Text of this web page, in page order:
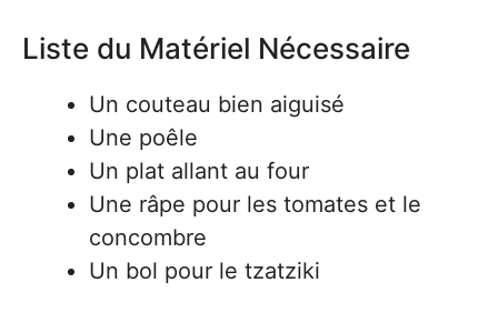
Liste du Matériel Nécessaire
Un couteau bien aiguisé
Une poêle
Un plat allant au four
Une râpe pour les tomates et le
concombre
Un bol pour le tzatziki